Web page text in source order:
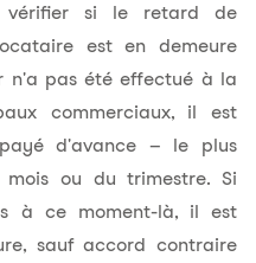
vérifier si le retard de
est en demeure
n'a pas été effectué à la
commerciaux, il est
d'avance – le plus
ou du trimestre. Si
à ce moment-là, il est
sauf accord contraire